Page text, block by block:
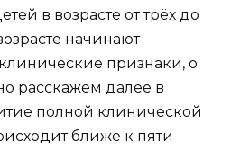
в возрасте от трёх до
начинают
признаки, о
расскажем далее в
полной клинической
ближе к пяти